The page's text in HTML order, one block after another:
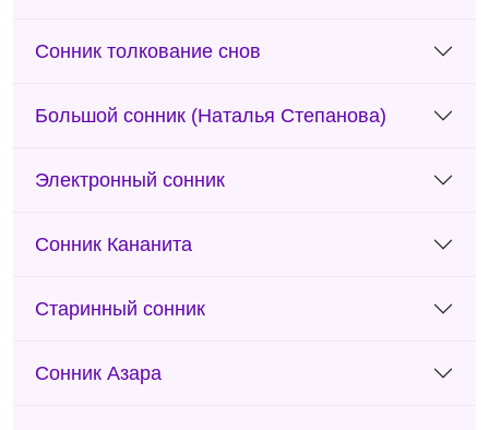
Сонник толкование снов
Большой сонник (Наталья Степанова)
Электронный сонник
Сонник Кананита
Старинный сонник
Сонник Азара